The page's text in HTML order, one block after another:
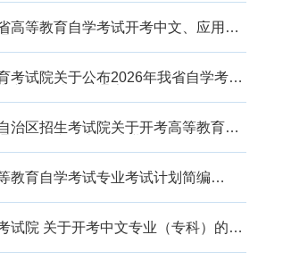
高等教育自学考试开考中文、应用英
考试院关于公布2026年我省自学考试
治区招生考试院关于开考高等教育自
教育自学考试专业考试计划简编
试院 关于开考中文专业（专科）的通